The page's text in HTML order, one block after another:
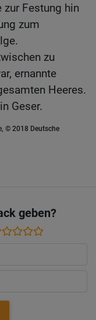
Festung hin
zum
zu
ernannte
Heeres.
Geser.
© 2018 Deutsche
geben?